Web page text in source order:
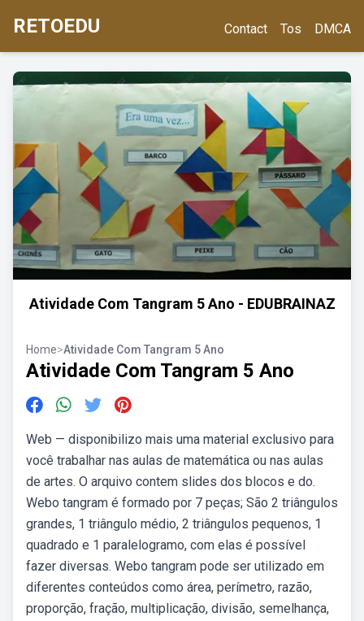
RETOEDU Contact Tos DMCA
Atividade Com Tangram 5 Ano - EDUBRAINAZ
Home>Atividade Com Tangram 5 Ano
Atividade Com Tangram 5 Ano
Web — disponibilizo mais uma material exclusivo para
você trabalhar nas aulas de matemática ou nas aulas
de artes. O arquivo contem slides dos blocos e do.
Webo tangram é formado por 7 peças; São 2 triângulos
grandes, 1 triângulo médio, 2 triângulos pequenos, 1
quadrado e 1 paralelogramo, com elas é possível
fazer diversas. Webo tangram pode ser utilizado em
diferentes conteúdos como área, perímetro, razão,
proporção, fração, multiplicação, divisão, semelhança,